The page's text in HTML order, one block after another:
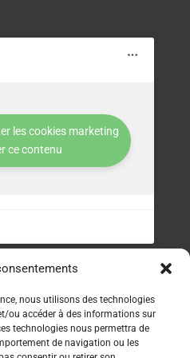
nous utilisons des technologies
ou accéder à des informations sur
technologies nous permettra de
de navigation ou les
les cookies marketing
ce contenu
: 06 70 39 22 68
confidentialité